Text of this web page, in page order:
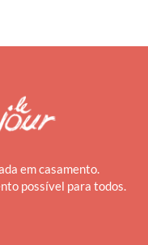
em casamento.
possível para todos.